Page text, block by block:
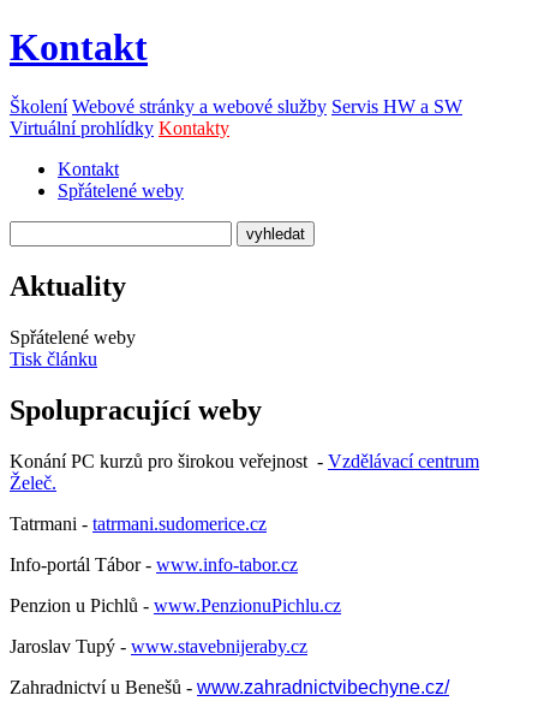
Kontakt
Školení Webové stránky a webové služby Servis HW a SW
Virtuální prohlídky Kontakty
Kontakt
Spřátelené weby
Aktuality
Spřátelené weby
Tisk článku
Spolupracující weby
Konání PC kurzů pro širokou veřejnost - Vzdělávací centrum
Želeč.
Tatrmani - tatrmani.sudomerice.cz
Info-portál Tábor - www.info-tabor.cz
Penzion u Pichlů - www.PenzionuPichlu.cz
Jaroslav Tupý - www.stavebnijeraby.cz
Zahradnictví u Benešů - www.zahradnictvibechyne.cz/